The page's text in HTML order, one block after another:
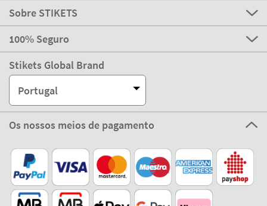
Sobre STIKETS
100% Seguro
Stikets Global Brand
Portugal
Os nossos meios de pagamento